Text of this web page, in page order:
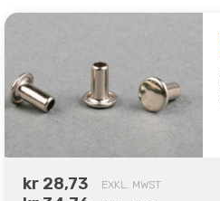
kr 28,73 EXKL. MWST